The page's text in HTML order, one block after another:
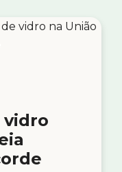
vidro